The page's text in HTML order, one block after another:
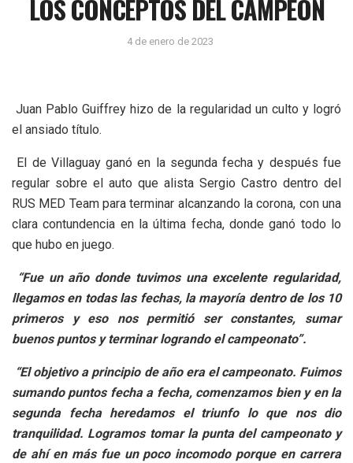
LOS CONCEPTOS DEL CAMPEON
4 de enero de 2023
Juan Pablo Guiffrey hizo de la regularidad un culto y logró
el ansiado título.
El de Villaguay ganó en la segunda fecha y después fue
regular sobre el auto que alista Sergio Castro dentro del
RUS MED Team para terminar alcanzando la corona, con una
clara contundencia en la última fecha, donde ganó todo lo
que hubo en juego.
“Fue un año donde tuvimos una excelente regularidad,
llegamos en todas las fechas, la mayoría dentro de los 10
primeros y eso nos permitió ser constantes, sumar
buenos puntos y terminar logrando el campeonato”.
“El objetivo a principio de año era el campeonato. Fuimos
sumando puntos fecha a fecha, comenzamos bien y en la
segunda fecha heredamos el triunfo lo que nos dio
tranquilidad. Logramos tomar la punta del campeonato y
de ahí en más fue un poco incomodo porque en carrera